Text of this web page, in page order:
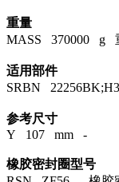
重量
MASS 370000 g
适用部件
SRBN
参考尺寸
Y 107 mm -
橡胶密封圈型号